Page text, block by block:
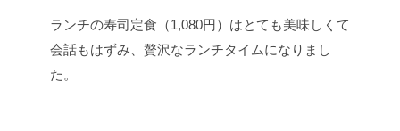
ランチの寿司定食（1,080円）はとても美味しくて
会話もはずみ、贅沢なランチタイムになりまし
た。